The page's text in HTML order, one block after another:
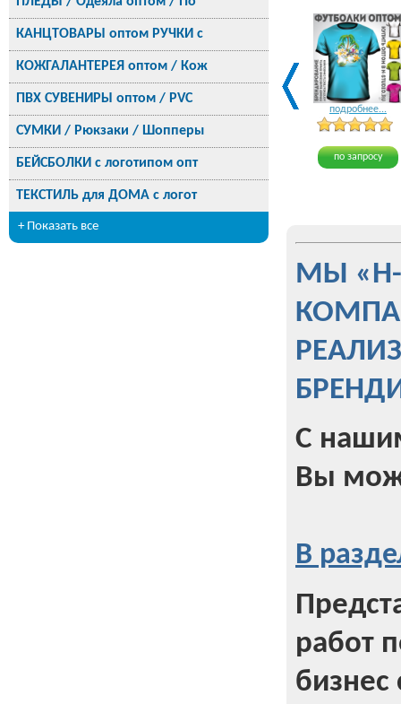
КАНЦТОВАРЫ оптом РУЧКИ с
КОЖГАЛАНТЕРЕЯ оптом / Кож
ПВХ СУВЕНИРЫ оптом / PVC
СУМКИ / Рюкзаки / Шопперы
БЕЙСБОЛКИ с логотипом опт
ТЕКСТИЛЬ для ДОМА с логот
+ Показать все
подробнее...
по запросу
МЫ
С
Вы
В
работ
бизнес